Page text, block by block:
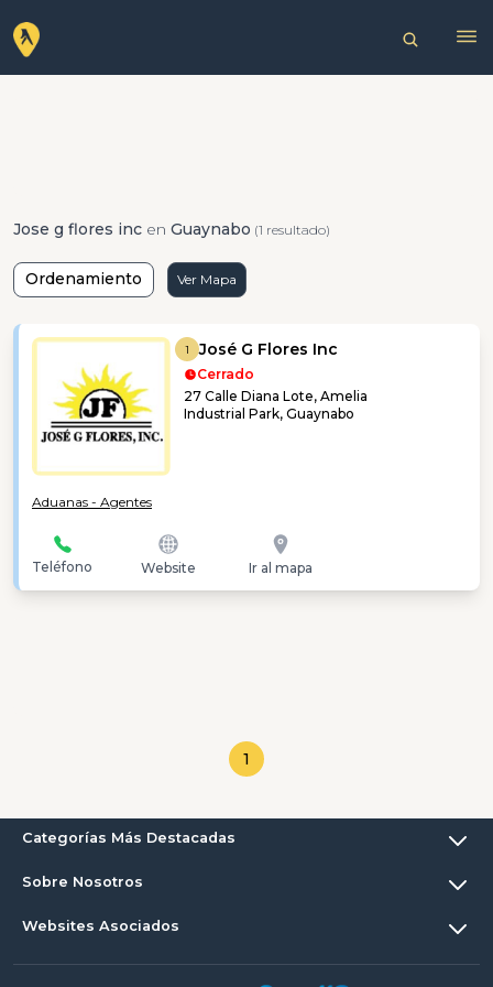
Jose g flores inc en Guaynabo (1 resultado)
Ordenamiento Ver Mapa
1 José G Flores Inc
Cerrado
27 Calle Diana Lote, Amelia
Industrial Park, Guaynabo
Aduanas - Agentes
Teléfono Website Ir al mapa
1
Categorías Más Destacadas
Sobre Nosotros
Websites Asociados